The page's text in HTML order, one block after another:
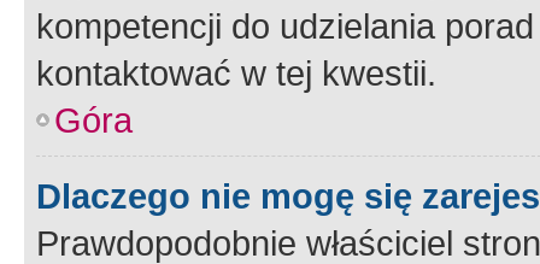
kompetencji do udzielania
kontaktować w tej kwestii.
Góra
Dlaczego nie mogę się
Prawdopodobnie właściciel